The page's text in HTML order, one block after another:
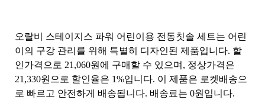
오랄비 스테이지스 파워 어린이용 전동칫솔 세트는 어린
이의 구강 관리를 위해 특별히 디자인된 제품입니다. 할
인가격으로 21,060원에 구매할 수 있으며, 정상가격은
21,330원으로 할인율은 1%입니다. 이 제품은 로켓배송으
로 빠르고 안전하게 배송됩니다. 배송료는 0원입니다.